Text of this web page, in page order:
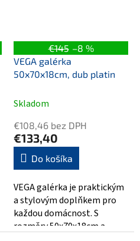
€145 –8 %
VEGA galérka
50x70x18cm, dub platin
Skladom
€108,46 bez DPH
€133,40
Do košíka
VEGA galérka je praktickým
a stylovým doplňkem pro
každou domácnost. S
rozměry 50x70x18cm a